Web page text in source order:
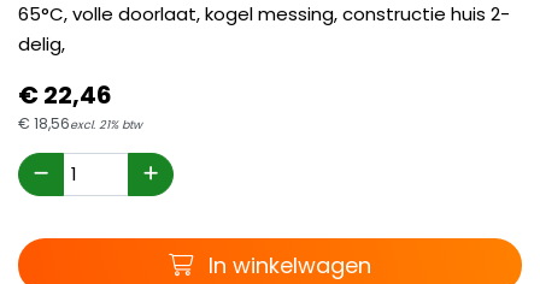
65°C, volle doorlaat, kogel messing, constructie huis 2-
delig,
€22,46
€ 18,56excl. 21% btw
Winkelwagen
In winkelwagen